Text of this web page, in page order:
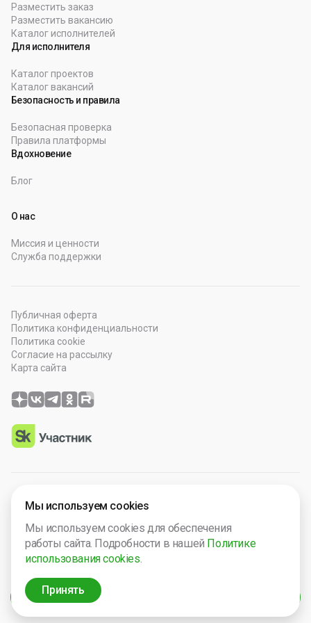
Разместить заказ
Разместить вакансию
Каталог исполнителей
Для исполнителя
Каталог проектов
Каталог вакансий
Безопасность и правила
Безопасная проверка
Правила платформы
Вдохновение
Блог
О нас
Миссия и ценности
Служба поддержки
Публичная оферта
Политика конфиденциальности
Политика cookie
Согласие на рассылку
Карта сайта
© 2026 OOO “Просто Гений”. Все права защищены.
№ 2025665571. Компания включена в Реест Малых
технологический компаний России № 5238.
ИНН 2632124692ОГРН 1242600013149
Мы используем cookies
Мы используем cookies для обеспечения
работы сайта. Подробности в нашей Политике
использования cookies.
Принять